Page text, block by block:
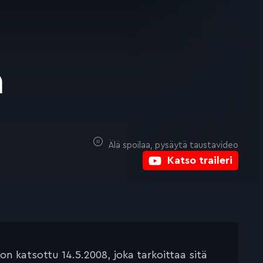
Katso traileri
Älä spoilaa, pysäytä taustavideo
katsottu 14.5.2008, joka tarkoittaa sitä